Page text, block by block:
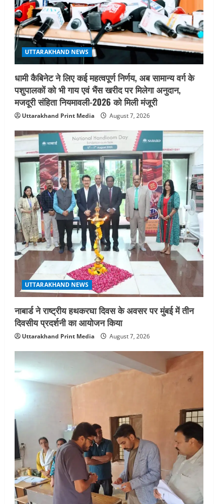
4 August 6, 2026
5
UTTARAKHAND NEWS
मिस उत्तराखंड 2026 के सब-कॉन्टेस्ट ‘मिस
ब्यूटीफुल आइज़’ एवं ‘मिस ब्यूटीफुल हेयर’ का
आयोजन
August 5, 2026
UTTARAKHAND NEWS
धामी कैबिनेट ने लिए कई महत्वपूर्ण निर्णय, अब सामान्य वर्ग के
पशुपालकों को भी गाय एवं भैंस खरीद पर मिलेगा अनुदान,
मजदूरी संहिता नियमावली-2026 को मिली मंजूरी
Uttarakhand Print Media August 7, 2026
UTTARAKHAND NEWS
नाबार्ड ने राष्ट्रीय हथकरघा दिवस के अवसर पर मुंबई में तीन
दिवसीय प्रदर्शनी का आयोजन किया
Uttarakhand Print Media August 7, 2026